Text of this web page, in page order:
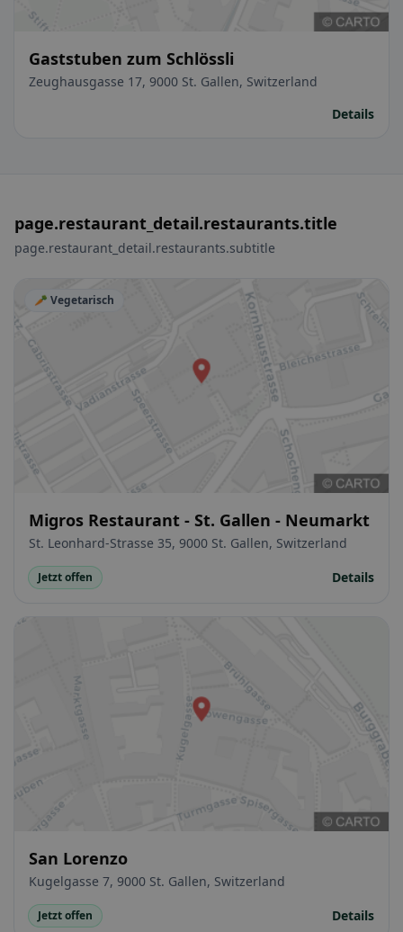
Gaststuben zum Schlössli
Zeughausgasse 17, 9000 St. Gallen, Switzerland
Details
page.restaurant_detail.restaurants.title
page.restaurant_detail.restaurants.subtitle
🥕 Vegetarisch
Migros Restaurant - St. Gallen - Neumarkt
St. Leonhard-Strasse 35, 9000 St. Gallen, Switzerland
Jetzt offen Details
San Lorenzo
Kugelgasse 7, 9000 St. Gallen, Switzerland
Jetzt offen Details